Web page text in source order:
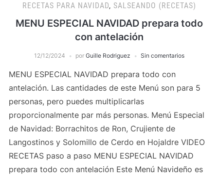
RECETAS PARA NAVIDAD, SALSEANDO (RECETAS)
MENU ESPECIAL NAVIDAD prepara todo
con antelación
12/12/2024 por Guille Rodriguez Sin comentarios
MENU ESPECIAL NAVIDAD prepara todo con
antelación. Las cantidades de este Menú son para 5
personas, pero puedes multiplicarlas
proporcionalmente par más personas. Menú Especial
de Navidad: Borrachitos de Ron, Crujiente de
Langostinos y Solomillo de Cerdo en Hojaldre VIDEO
RECETAS paso a paso MENU ESPECIAL NAVIDAD
prepara todo con antelación Este Menú Navideño es